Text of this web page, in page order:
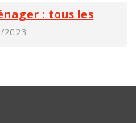
: tous les